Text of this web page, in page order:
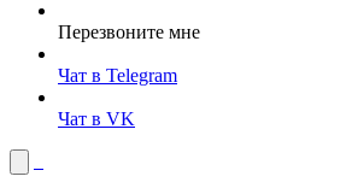
Перезвоните мне
Чат в Telegram
Чат в VK